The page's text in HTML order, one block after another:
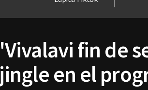
'Vivalavi fin de
jingle en el